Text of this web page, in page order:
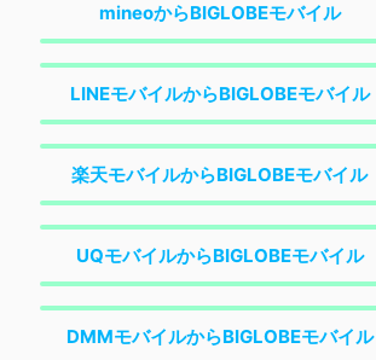
mineoからBIGLOBEモバイル
LINEモバイルからBIGLOBEモバイル
楽天モバイルからBIGLOBEモバイル
UQモバイルからBIGLOBEモバイル
DMMモバイルからBIGLOBEモバイル